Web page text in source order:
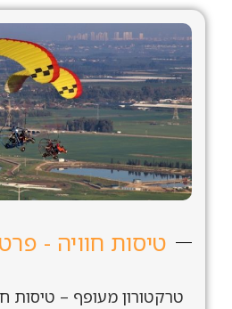
טיסות חוויה -
טרקטורון מעופף – טיסות